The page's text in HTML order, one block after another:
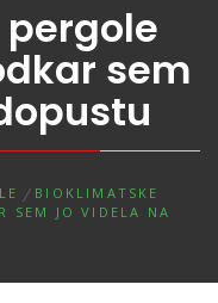
sem
BIOKLIMATSKE
SEM JO VIDELA NA